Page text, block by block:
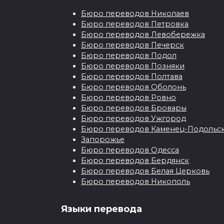
Агентства
переводов Киев
Чтобы выбрать
качественного партнёра
для выполнения
8
Бюро переводов Николаев
Бюро переводов Петровка
Бюро переводов Левобережка
Бюро переводов Печерск
Бюро переводов Подол
Бюро переводов Позняки
Бюро переводов Полтава
Бюро переводов Оболонь
Бюро переводов Ровно
Бюро переводов Бровары
Бюро переводов Ужгород
Бюро переводов Каменец-
Запорожье
Бюро переводов Одесса
Бюро переводов Бердянск
Бюро переводов Белая Церковь
Бюро переводов Никополь
Языки перевода